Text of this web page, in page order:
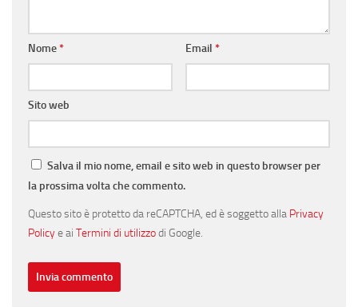
Nome* Email *
Sito web
Salva il mio nome, email e sito web in questo browser per
la prossima volta che commento.
Questo sito è protetto da reCAPTCHA, ed è soggetto alla Privacy
Policye ai Termini di utilizzodi Google.